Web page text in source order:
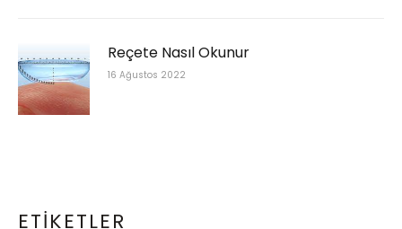
Reçete Nasıl Okunur
16 Ağustos 2022
ETIKETLER